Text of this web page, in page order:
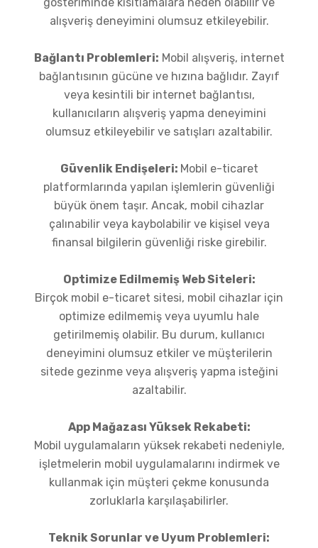
alışveriş deneyimini olumsuz etkileyebilir.
Bağlantı Problemleri: Mobil alışveriş, internet
bağlantısının gücüne ve hızına bağlıdır. Zayıf
veya kesintili bir internet bağlantısı,
kullanıcıların alışveriş yapma deneyimini
olumsuz etkileyebilir ve satışları azaltabilir.
Güvenlik Endişeleri: Mobil e-ticaret
platformlarında yapılan işlemlerin güvenliği
büyük önem taşır. Ancak, mobil cihazlar
çalınabilir veya kaybolabilir ve kişisel veya
finansal bilgilerin güvenliği riske girebilir.
Optimize Edilmemiş Web Siteleri:
Birçok mobil e-ticaret sitesi, mobil cihazlar için
optimize edilmemiş veya uyumlu hale
getirilmemiş olabilir. Bu durum, kullanıcı
deneyimini olumsuz etkiler ve müşterilerin
sitede gezinme veya alışveriş yapma isteğini
azaltabilir.
App Mağazası Yüksek Rekabeti:
Mobil uygulamaların yüksek rekabeti nedeniyle,
işletmelerin mobil uygulamalarını indirmek ve
kullanmak için müşteri çekme konusunda
zorluklarla karşılaşabilirler.
Teknik Sorunlar ve Uyum Problemleri: